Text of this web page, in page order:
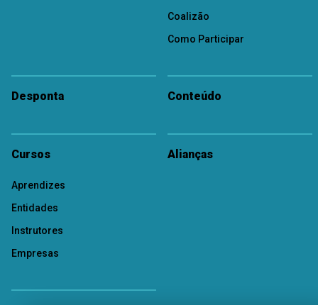
Coalizão
Como Participar
Desponta Conteúdo
Cursos
Aprendizes
Entidades
Instrutores
Empresas
Alianças